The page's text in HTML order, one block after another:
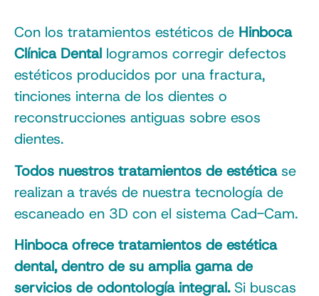
Con los tratamientos estéticos de Hinboca
Clínica Dental logramos corregir defectos
estéticos producidos por una fractura,
tinciones interna de los dientes o
reconstrucciones antiguas sobre esos
dientes.
Todos nuestros tratamientos de estéticase
realizan a través de nuestra tecnología de
escaneado en 3D con el sistema Cad-Cam.
Hinboca ofrece tratamientos de estética
dental, dentro de su amplia gama de
servicios de odontología integral.Si buscas